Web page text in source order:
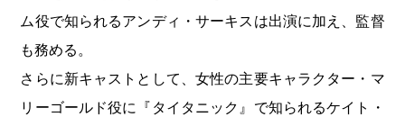
ム役で知られるアンディ・サーキスは出演に加え、監督
も務める。
さらに新キャストとして、女性の主要キャラクター・マ
リーゴールド役に『タイタニック』で知られるケイト・